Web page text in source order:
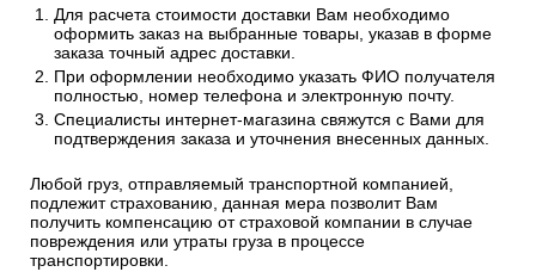
Для расчета стоимости доставки Вам необходимо
оформить заказ на выбранные товары, указав в форме
заказа точный адрес доставки.
При оформлении необходимо указать ФИО получателя
полностью, номер телефона и электронную почту.
Специалисты интернет-магазина свяжутся с Вами для
подтверждения заказа и уточнения внесенных данных.
Любой груз, отправляемый транспортной компанией,
подлежит страхованию, данная мера позволит Вам
получить компенсацию от страховой компании в случае
повреждения или утраты груза в процессе
транспортировки.